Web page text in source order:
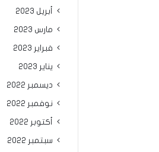
أبريل 2023
مارس 2023
فبراير 2023
يناير 2023
ديسمبر 2022
نوفمبر 2022
أكتوبر 2022
سبتمبر 2022